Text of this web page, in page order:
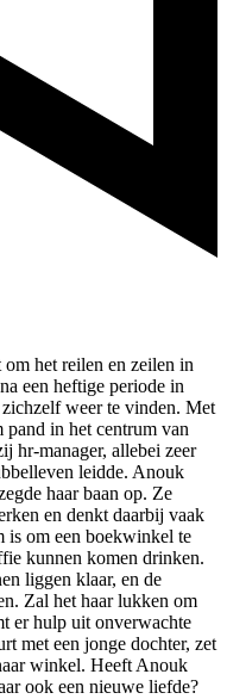
het reilen en zeilen in
een heftige periode in
weer te vinden. Met
pand in het centrum van
hr-manager, allebei zeer
leidde. Anouk
haar baan op. Ze
en denkt daarbij vaak
is om een boekwinkel te
kunnen komen drinken.
liggen klaar, en de
Zal het haar lukken om
er hulp uit onverwachte
met een jonge dochter, zet
winkel. Heeft Anouk
ook een nieuwe liefde?